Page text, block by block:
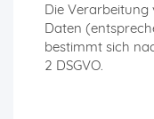
Die
Daten
bestimmt sich
2 DSGVO.